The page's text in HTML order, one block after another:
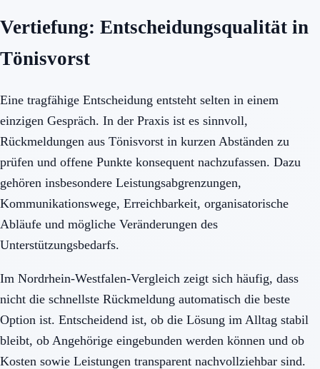
Vertiefung: Entscheidungsqualität in
Tönisvorst
Eine tragfähige Entscheidung entsteht selten in einem
einzigen Gespräch. In der Praxis ist es sinnvoll,
Rückmeldungen aus Tönisvorst in kurzen Abständen zu
prüfen und offene Punkte konsequent nachzufassen. Dazu
gehören insbesondere Leistungsabgrenzungen,
Kommunikationswege, Erreichbarkeit, organisatorische
Abläufe und mögliche Veränderungen des
Unterstützungsbedarfs.
Im Nordrhein-Westfalen-Vergleich zeigt sich häufig, dass
nicht die schnellste Rückmeldung automatisch die beste
Option ist. Entscheidend ist, ob die Lösung im Alltag stabil
bleibt, ob Angehörige eingebunden werden können und ob
Kosten sowie Leistungen transparent nachvollziehbar sind.